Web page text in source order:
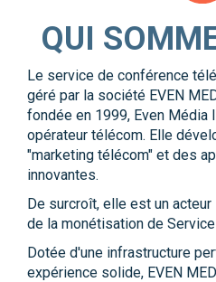
QUI
Le service de conférence
géré par la société EVEN
fondée en 1999, Even Média
opérateur télécom. Elle
"marketing télécom" et des
innovantes.
De surcroît, elle est un
de la monétisation de
Dotée d'une infrastructure
expérience solide, EVEN